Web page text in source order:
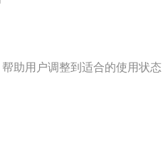
助用户调整到适合的使用状态